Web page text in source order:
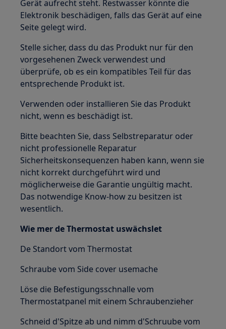
Gerät aufrecht steht. Restwasser könnte die
Elektronik beschädigen, falls das Gerät auf eine
Seite gelegt wird.
Stelle sicher, dass du das Produkt nur für den
vorgesehenen Zweck verwendest und
überprüfe, ob es ein kompatibles Teil für das
entsprechende Produkt ist.
Verwenden oder installieren Sie das Produkt
nicht, wenn es beschädigt ist.
Bitte beachten Sie, dass Selbstreparatur oder
nicht professionelle Reparatur
Sicherheitskonsequenzen haben kann, wenn sie
nicht korrekt durchgeführt wird und
möglicherweise die Garantie ungültig macht.
Das notwendige Know-how zu besitzen ist
wesentlich.
Wie mer de Thermostat uswächslet
De Standort vom Thermostat
Schraube vom Side cover usemache
Löse die Befestigungsschnalle vom
Thermostatpanel mit einem Schraubenzieher
Schneid d'Spitze ab und nimm d'Schruube vom